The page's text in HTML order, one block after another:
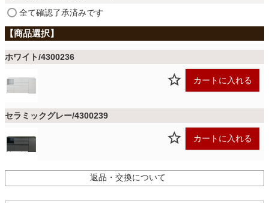
収納用品
家電・照明器具
必
須
)
全て確認了承済みです
ホワイト/4300236
カートに入れる
セラミックグレー/4300239
カートに入れる
返品・交換について